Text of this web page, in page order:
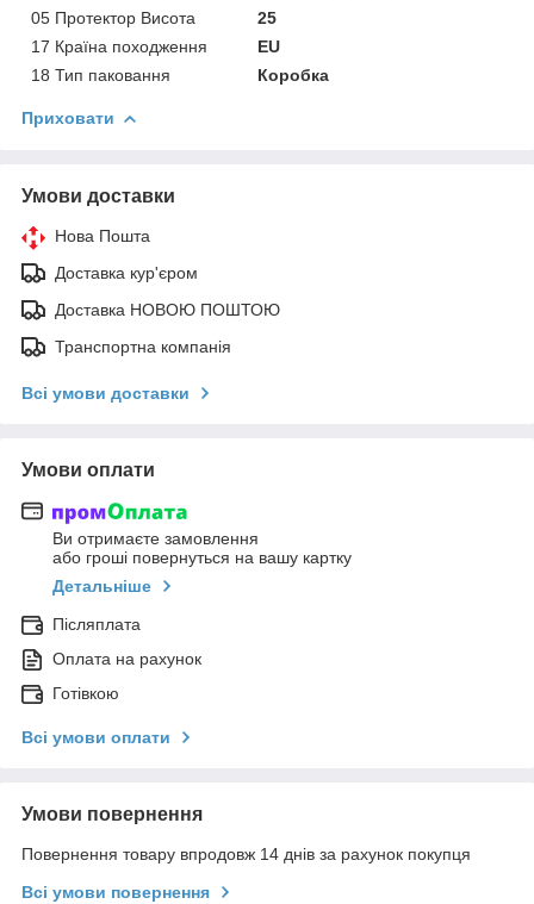
05 Протектор Висота
25
17 Країна походження
EU
18 Тип паковання
Коробка
Приховати
Умови доставки
Нова Пошта
Доставка кур'єром
Доставка НОВОЮ ПОШТОЮ
Транспортна компанія
Всі умови доставки
Умови оплати
Ви отримаєте замовлення
або гроші повернуться на вашу картку
Детальніше
Післяплата
Оплата на рахунок
Готівкою
Всі умови оплати
Умови повернення
Повернення товару впродовж 14 днів за рахунок покупця
Всі умови повернення